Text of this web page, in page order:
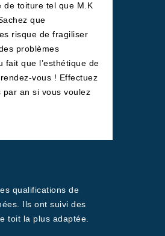
de toiture tel que M.K
que
risque de fragiliser
problèmes
fait que l’esthétique de
vous ! Effectuez
par an si vous voulez
qualifications de
Ils ont suivi des
toit la plus adaptée.